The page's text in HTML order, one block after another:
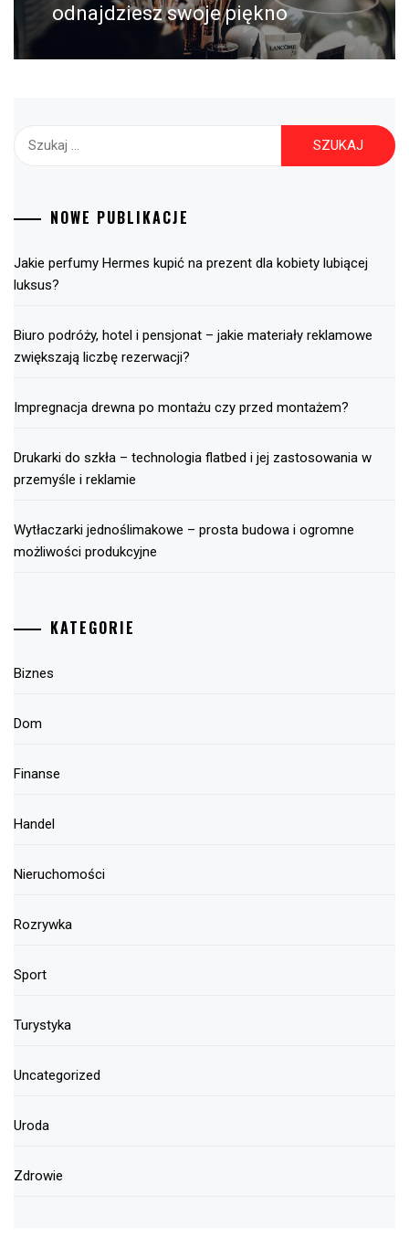
odnajdziesz swoje piękno
Szukaj:
NOWE PUBLIKACJE
Jakie perfumy Hermes kupić na prezent dla kobiety lubiącej
luksus?
Biuro podróży, hotel i pensjonat – jakie materiały reklamowe
zwiększają liczbę rezerwacji?
Impregnacja drewna po montażu czy przed montażem?
Drukarki do szkła – technologia flatbed i jej zastosowania w
przemyśle i reklamie
Wytłaczarki jednoślimakowe – prosta budowa i ogromne
możliwości produkcyjne
KATEGORIE
Biznes
Dom
Finanse
Handel
Nieruchomości
Rozrywka
Sport
Turystyka
Uncategorized
Uroda
Zdrowie